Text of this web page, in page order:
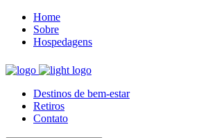
Home
Sobre
Hospedagens
Destinos de bem-estar
Retiros
Contato